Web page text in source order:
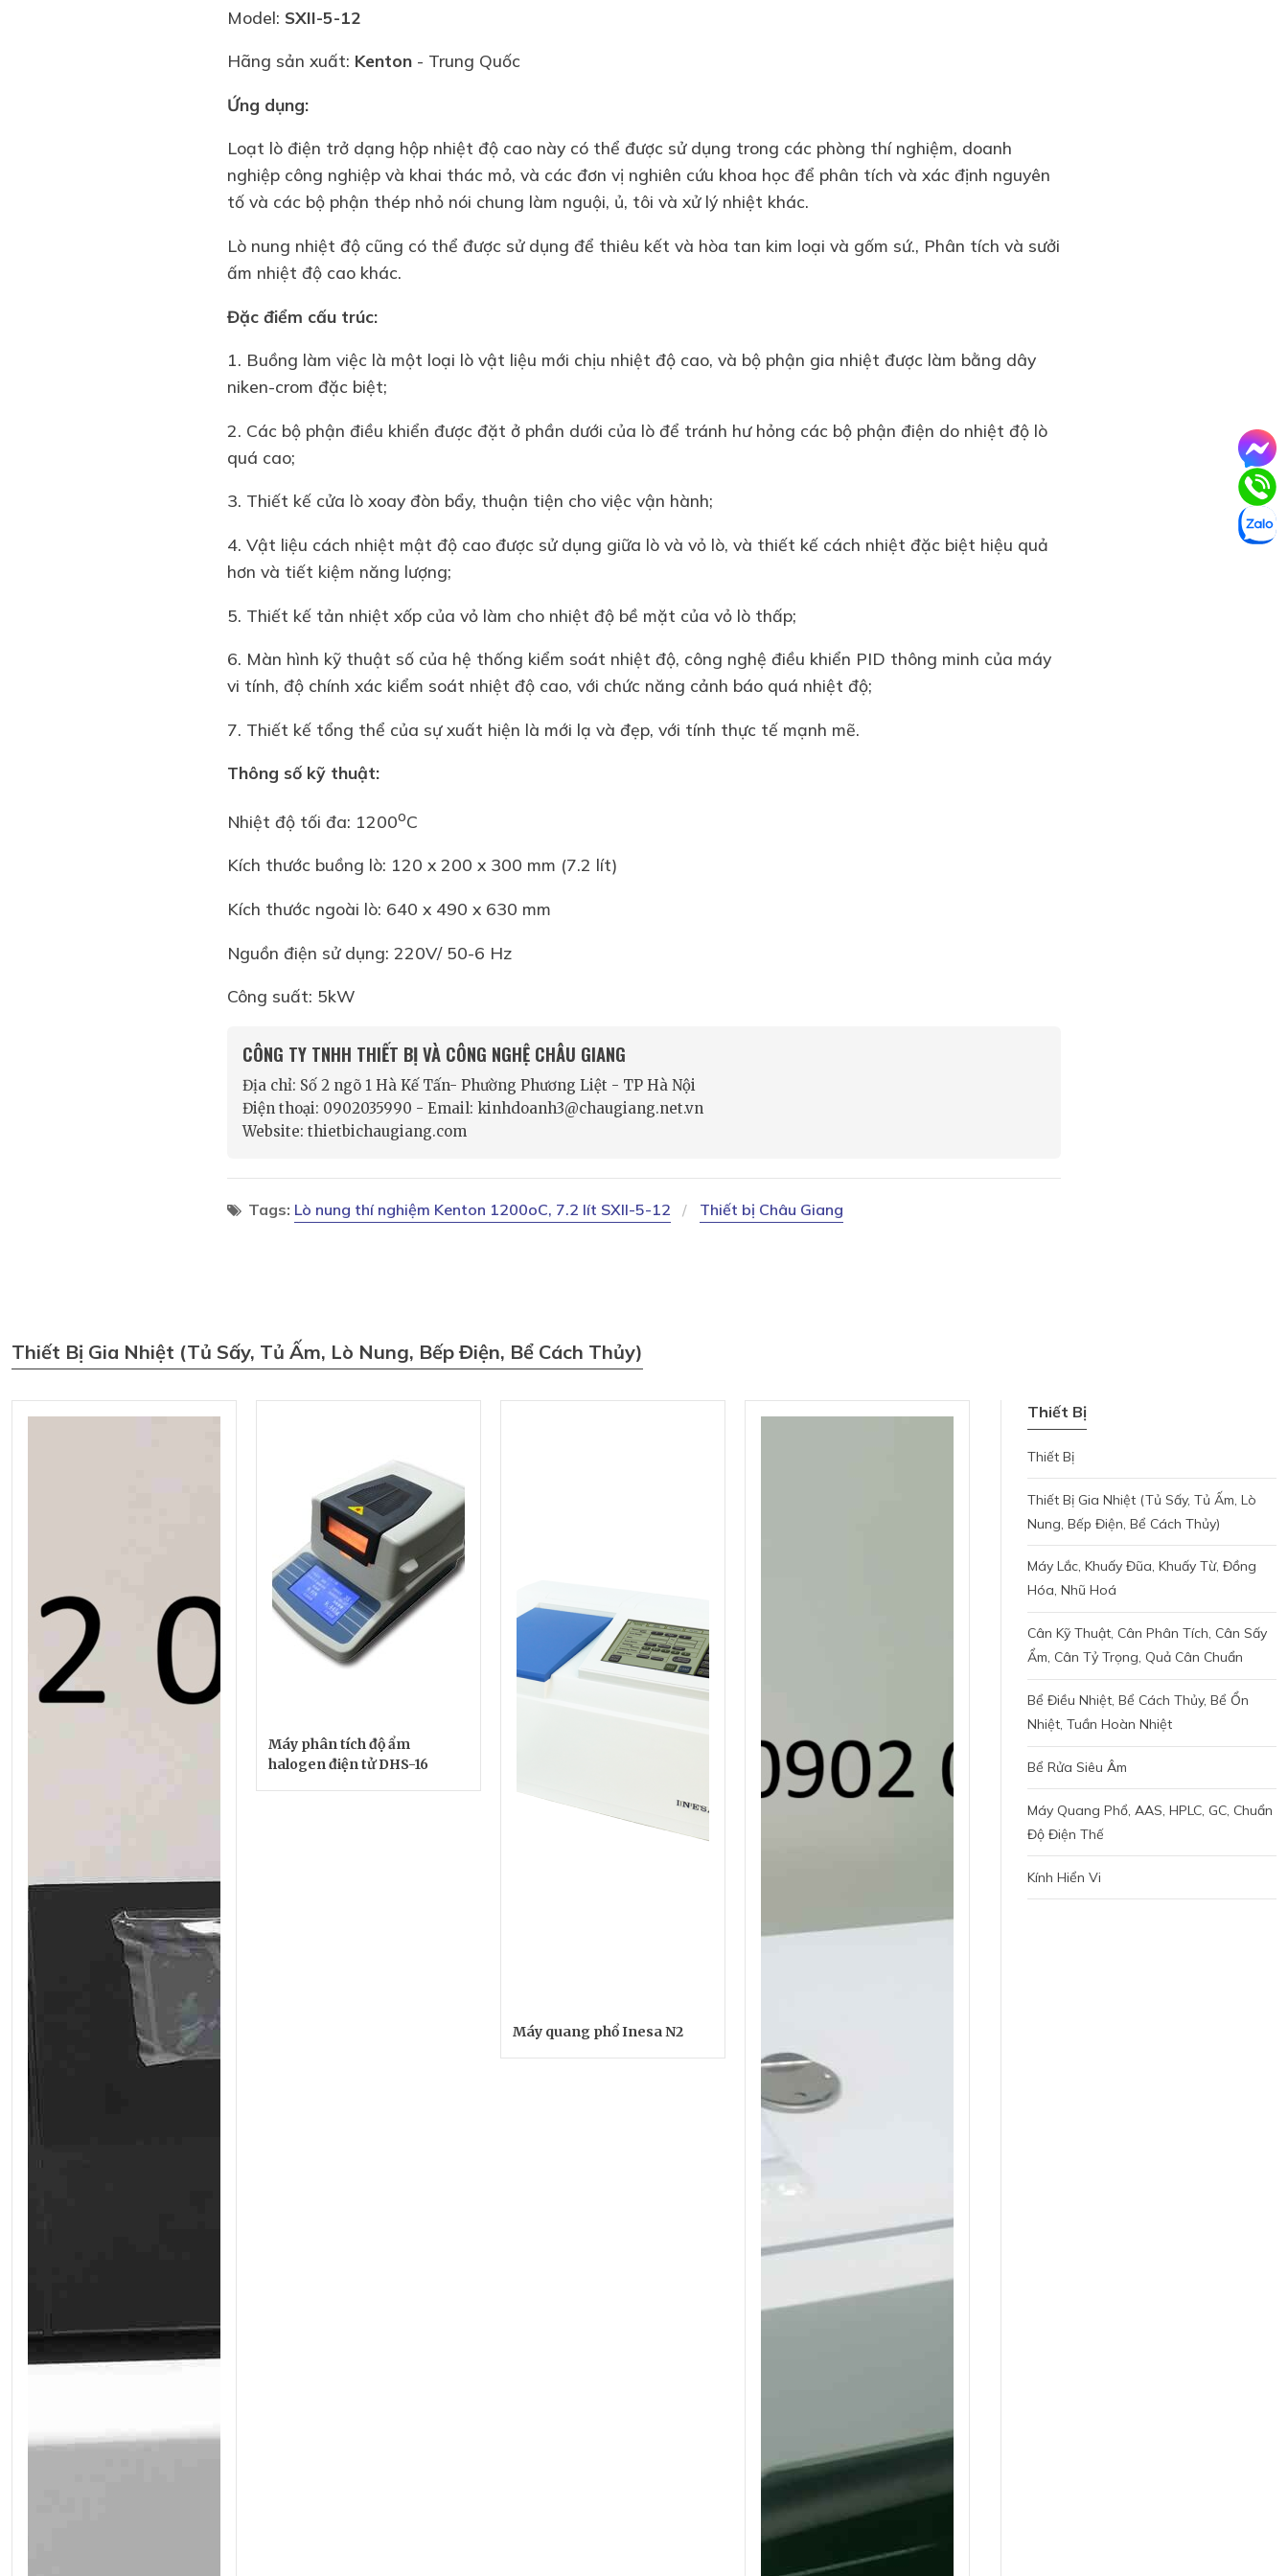
Model: SXII-5-12
Hãng sản xuất: Kenton - Trung Quốc
Ứng dụng:
Loạt lò điện trở dạng hộp nhiệt độ cao này có thể được sử dụng trong các phòng thí nghiệm, doanh
nghiệp công nghiệp và khai thác mỏ, và các đơn vị nghiên cứu khoa học để phân tích và xác định nguyên
tố và các bộ phận thép nhỏ nói chung làm nguội, ủ, tôi và xử lý nhiệt khác.
Lò nung nhiệt độ cũng có thể được sử dụng để thiêu kết và hòa tan kim loại và gốm sứ., Phân tích và sưởi
ấm nhiệt độ cao khác.
Đặc điểm cấu trúc:
1. Buồng làm việc là một loại lò vật liệu mới chịu nhiệt độ cao, và bộ phận gia nhiệt được làm bằng dây
niken-crom đặc biệt;
2. Các bộ phận điều khiển được đặt ở phần dưới của lò để tránh hư hỏng các bộ phận điện do nhiệt độ lò
quá cao;
3. Thiết kế cửa lò xoay đòn bẩy, thuận tiện cho việc vận hành;
4. Vật liệu cách nhiệt mật độ cao được sử dụng giữa lò và vỏ lò, và thiết kế cách nhiệt đặc biệt hiệu quả
hơn và tiết kiệm năng lượng;
5. Thiết kế tản nhiệt xốp của vỏ làm cho nhiệt độ bề mặt của vỏ lò thấp;
6. Màn hình kỹ thuật số của hệ thống kiểm soát nhiệt độ, công nghệ điều khiển PID thông minh của máy
vi tính, độ chính xác kiểm soát nhiệt độ cao, với chức năng cảnh báo quá nhiệt độ;
7. Thiết kế tổng thể của sự xuất hiện là mới lạ và đẹp, với tính thực tế mạnh mẽ.
Thông số kỹ thuật:
Nhiệt độ tối đa: 1200oC
Kích thước buồng lò: 120 x 200 x 300 mm (7.2 lít)
Kích thước ngoài lò: 640 x 490 x 630 mm
Nguồn điện sử dụng: 220V/ 50-6 Hz
Công suất: 5kW
CÔNG TY TNHH THIẾT BỊ VÀ CÔNG NGHỆ CHÂU GIANG
Địa chỉ: Số 2 ngõ 1 Hà Kế Tấn- Phường Phương Liệt - TP Hà Nội
Điện thoại: 0902035990 - Email: kinhdoanh3@chaugiang.net.vn
Website: thietbichaugiang.com
Tags: Lò nung thí nghiệm Kenton 1200oC, 7.2 lít SXII-5-12 Thiết bị Châu Giang
Thiết Bị Gia Nhiệt (tủ Sấy, Tủ Ấm, Lò Nung, Bếp Điện, Bể Cách Thủy)
Máy phân tích độ ẩm
halogen điện tử DHS-16
Máy quang phổ Inesa N2
Thiết Bị
Thiết Bị
Thiết Bị Gia Nhiệt (tủ Sấy, Tủ Ấm, Lò
Nung, Bếp Điện, Bể Cách Thủy)
Máy Lắc, Khuấy Đũa, Khuấy Từ, Đồng
Hóa, Nhũ Hoá
Cân Kỹ Thuật, Cân Phân Tích, Cân Sấy
Ẩm, Cân Tỷ Trọng, Quả Cân Chuẩn
Bể Điều Nhiệt, Bể Cách Thủy, Bể Ổn
Nhiệt, Tuần Hoàn Nhiệt
Bể Rửa Siêu Âm
Máy Quang Phổ, AAS, HPLC, GC, Chuẩn
Độ Điện Thế
Kính Hiển Vi